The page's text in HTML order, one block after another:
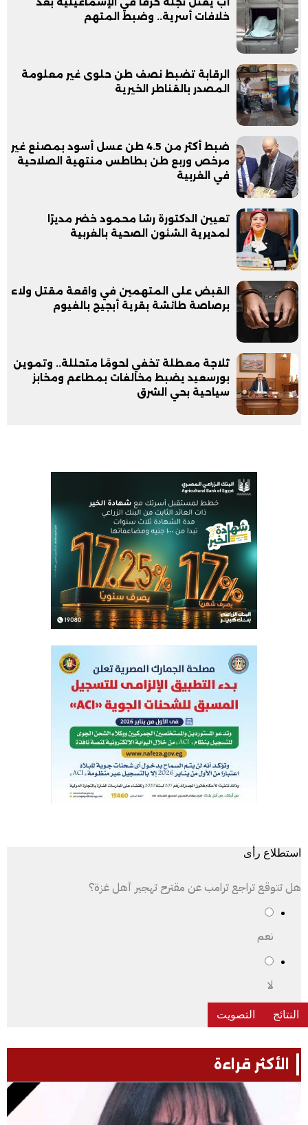
خلافات أسرية.. وضبط المتهم
الرقابة تضبط نصف طن حلوى غير معلومة
المصدر بالقناطر الخيرية
ضبط أكثر من 4.5 طن عسل أسود بمصنع غير
مرخص وربع طن بطاطس منتهية الصلاحية
في الغربية
تعيين الدكتورة رشا محمود خضر مديرًا
لمديرية الشئون الصحية بالغربية
القبض على المتهمين في واقعة مقتل ولاء
برصاصة طائشة بقرية أبجيج بالفيوم
ثلاجة معطلة تخفي لحومًا متحللة.. وتموين
بورسعيد يضبط مخالفات بمطاعم ومخابز
سياحية بحي الشرق
استطلاع رأى
هل تتوقع تراجع ترامب عن مقترح تهجير أهل غزة؟
نعم
لا
الأكثر قراءة